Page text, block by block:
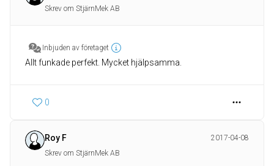
Skrev om StjärnMek AB
Inbjuden av företaget
Allt funkade perfekt. Mycket hjälpsamma.
0
Roy F
2017-04-08
Skrev om StjärnMek AB